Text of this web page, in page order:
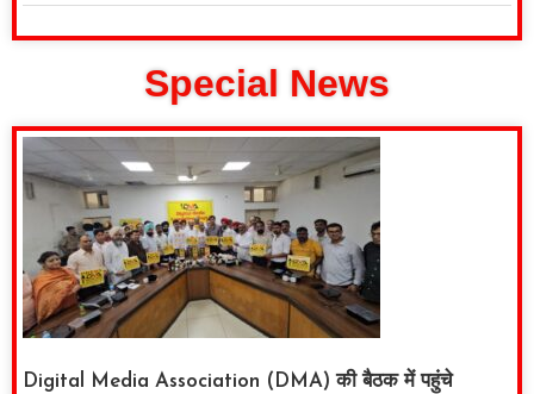
Special News
Digital Media Association (DMA) की बैठक में पहुंचे